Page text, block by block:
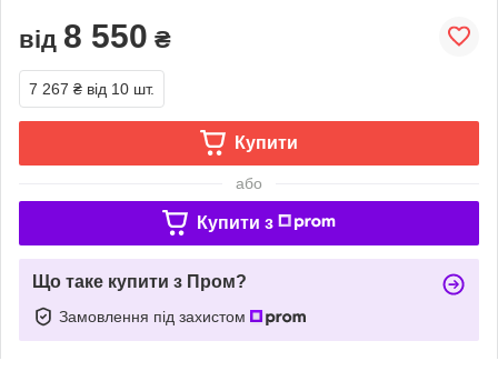
від 8 550 ₴
7 267 ₴ від 10 шт.
Купити
або
Купити з
Що таке купити з Пром?
Замовлення під захистом